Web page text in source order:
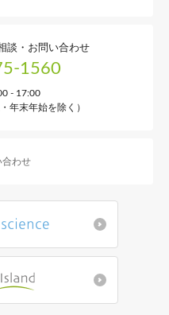
談・お問い合わせ
1560
- 17:00
年末年始を除く）
合わせ